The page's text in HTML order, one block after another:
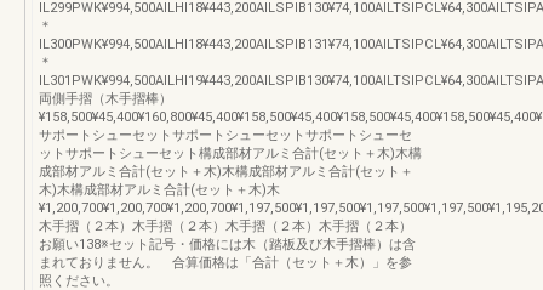
＊
＊
両側手摺（木手摺棒）
サポートシューセットサポートシューセットサポートシューセ
ットサポートシューセット構成部材アルミ合計(セット＋木)木構
成部材アルミ合計(セット＋木)木構成部材アルミ合計(セット＋
木)木構成部材アルミ合計(セット＋木)木
木手摺（２本）木手摺（２本）木手摺（２本）木手摺（２本）
お願い138※セット記号・価格には木（踏板及び木手摺棒）は含
まれておりません。 合算価格は「合計（セット＋木）」を参
照ください。